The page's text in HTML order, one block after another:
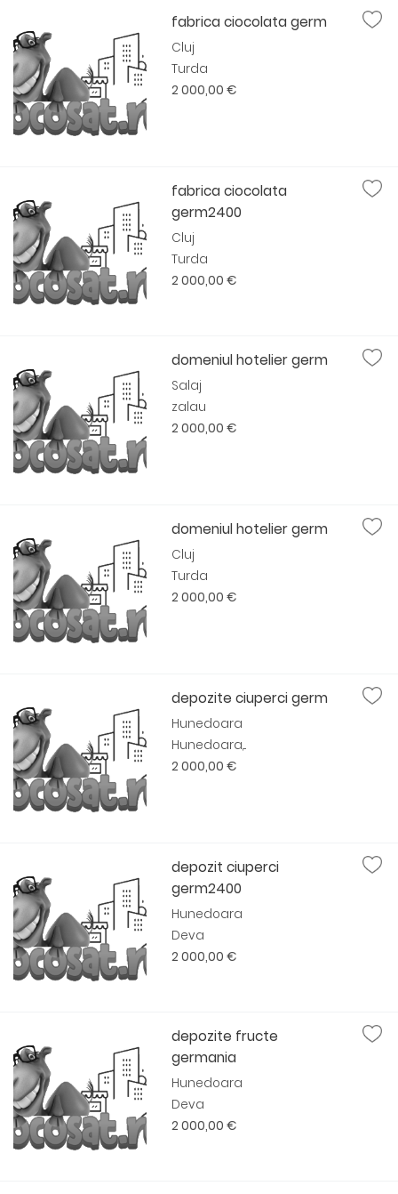
fabrica ciocolata germ
Cluj
Turda
2 000,00 €
fabrica ciocolata
germ2400
Cluj
Turda
2 000,00 €
domeniul hotelier germ
Salaj
zalau
2 000,00 €
domeniul hotelier germ
Cluj
Turda
2 000,00 €
depozite ciuperci germ
Hunedoara
Hunedoara,...
2 000,00 €
depozit ciuperci
germ2400
Hunedoara
Deva
2 000,00 €
depozite fructe
germania
Hunedoara
Deva
2 000,00 €